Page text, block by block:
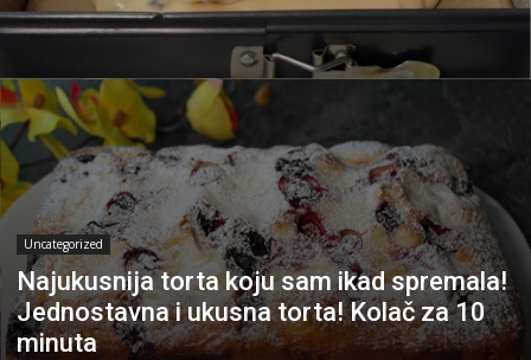
Uncategorized
Najukusnija torta koju sam ikad spremala!
Jednostavna i ukusna torta! Kolač za 10
minuta